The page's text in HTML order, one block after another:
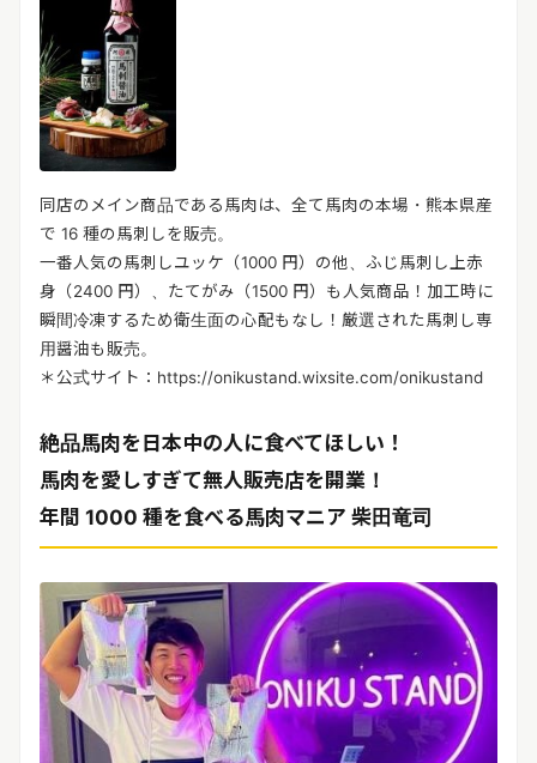
同店のメイン商品である馬肉は、全て馬肉の本場・熊本県産
で 16 種の馬刺しを販売。
一番人気の馬刺しユッケ（1000 円）の他、ふじ馬刺し上赤
身（2400 円）、たてがみ（1500 円）も人気商品！加工時に
瞬間冷凍するため衛生面の心配もなし！厳選された馬刺し専
用醤油も販売。
＊公式サイト：https://onikustand.wixsite.com/onikustand
絶品馬肉を日本中の人に食べてほしい！
馬肉を愛しすぎて無人販売店を開業！
年間 1000 種を食べる馬肉マニア 柴田竜司